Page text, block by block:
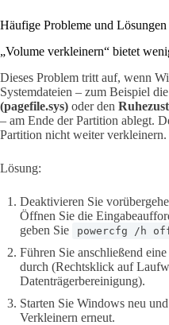
Häufige Probleme und Lösungen
„Volume verkleinern“ bietet
Dieses Problem tritt auf, wenn
Systemdateien – zum Beispiel die
(pagefile.sys) oder den
– am Ende der Partition ablegt.
Partition nicht weiter verkleinern.
Lösung:
Deaktivieren Sie
Öffnen Sie die
geben Sie
powercfg /h
Führen Sie anschließend eine
durch (Rechtsklick auf
Datenträgerbereinigung).
Starten Sie Windows neu
Verkleinern erneut.